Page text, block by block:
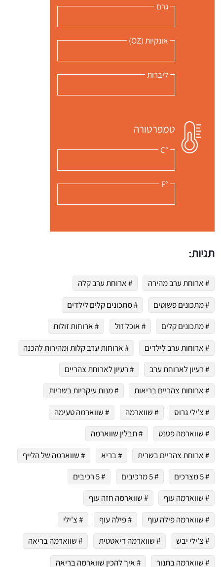
שלי "פודיק" כמנויים עוד היום!
כמנויים ותלחצו על הפעמון תקבלו התראה לטלפון הנייד ברגע שעולה מתכון חדש לערוץ,
גרם
אונקיות (OZ)
ליברות
טמפרטורה
°C
°F
תגיות:
# ארוחת ערב מהירה
# ארוחת ערב קלה
# מתכונים פשוטים
# מתכונים קלים לילדים
# מתכונים קלים
# אוכל זול
# ארוחות זולות
# ארוחות ערב לילדים
# ארוחות ערב קלות ומהירות להכנה
# רעיון לארוחת ערב
# רעיון לארוחת צהריים
# ארוחות צהריים בריאות
# מנות עיקריות בשריות
# צ'ילי גרוס
# שווארמה
# שווארמה טעימה
# שווארמה פטנט
# תבלין שווארמה
# ארוחת צהריים בשרית
# בריא
# שווארמה של הלייף
# 5 מצרכים
# 5 מרכיבים
# 5 רכיבים
# שווארמה עוף
# שווארמה חזה עוף
# שווארמה פילה עוף
# פילה עוף
# צ'ילי
# צ'ילי יבש
# שווארמה דיאטטית
# שווארמה בריאה
# שווארמה בתנור
# איך להכין שווארמה בריאה